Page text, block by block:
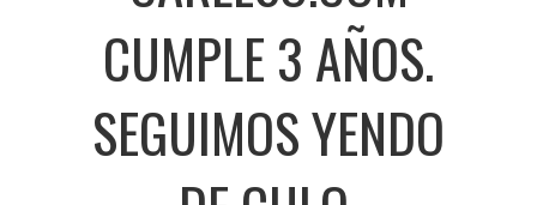
CUMPLE 3 AÑOS.
SEGUIMOS YENDO